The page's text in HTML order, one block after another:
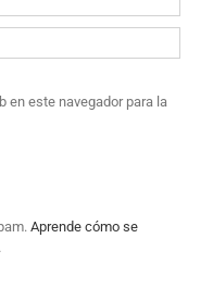
en este navegador para la
Aprende cómo se